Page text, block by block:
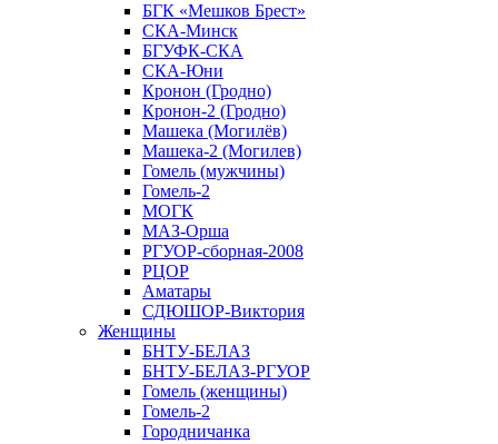
БГК «Мешков Брест»
СКА-Минск
БГУФК-СКА
СКА-Юни
Кронон (Гродно)
Кронон-2 (Гродно)
Машека (Могилёв)
Машека-2 (Могилев)
Гомель (мужчины)
Гомель-2
МОГК
МАЗ-Орша
РГУОР-сборная-2008
РЦОР
Аматары
СДЮШОР-Виктория
Женщины
БНТУ-БЕЛАЗ
БНТУ-БЕЛАЗ-РГУОР
Гомель (женщины)
Гомель-2
Городничанка